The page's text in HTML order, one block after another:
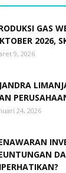
GAS
2026,
9, 2026
24, 2026